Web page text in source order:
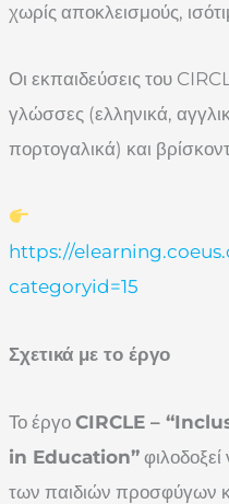
χωρίς αποκλεισμούς,
Οι εκπαιδεύσεις του
γλώσσες (ελληνικά,
πορτογαλικά) και
https://
categoryid=15
Σχετικά με το έργο
Το έργο CIRCLE –
in Education”
των παιδιών προσφύγων